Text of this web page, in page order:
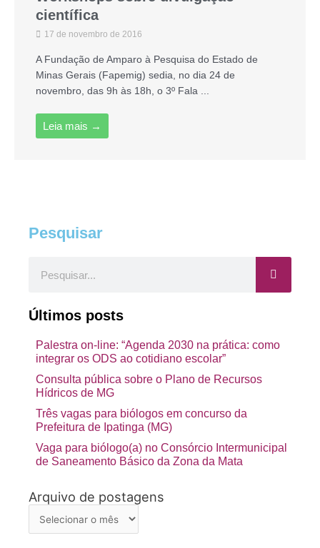
científica
17 de novembro de 2016
A Fundação de Amparo à Pesquisa do Estado de
Minas Gerais (Fapemig) sedia, no dia 24 de
novembro, das 9h às 18h, o 3º Fala ...
Leia mais →
Pesquisar
Últimos posts
Palestra on-line: “Agenda 2030 na prática: como
integrar os ODS ao cotidiano escolar”
Consulta pública sobre o Plano de Recursos
Hídricos de MG
Três vagas para biólogos em concurso da
Prefeitura de Ipatinga (MG)
Vaga para biólogo(a) no Consórcio Intermunicipal
de Saneamento Básico da Zona da Mata
Arquivo de postagens
Arquivo